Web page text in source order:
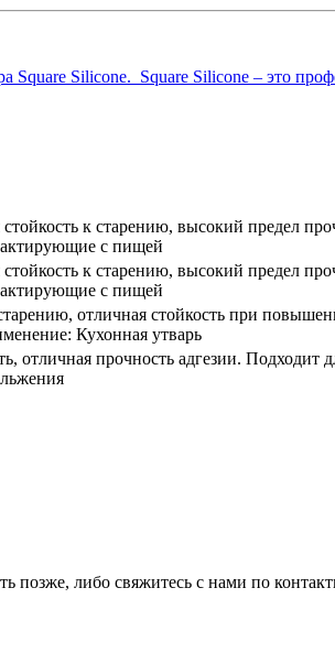
Square Silicone. Square Silicone – это
к старению, высокий предел
с пищей
к старению, высокий предел
с пищей
отличная стойкость при
Кухонная утварь
отличная прочность адгезии. Подходит
позже, либо свяжитесь с нами по